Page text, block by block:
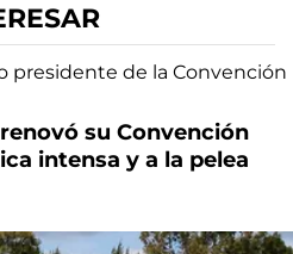
su Convención
intensa y a la pelea